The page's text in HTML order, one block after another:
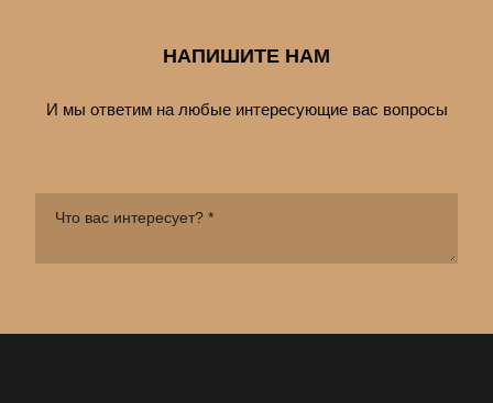
НАПИШИТЕ НАМ
И мы ответим на любые интересующие вас вопросы